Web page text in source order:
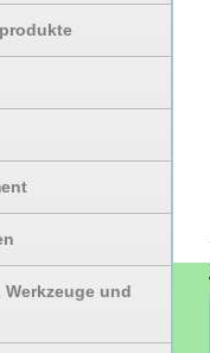
Werkzeuge und